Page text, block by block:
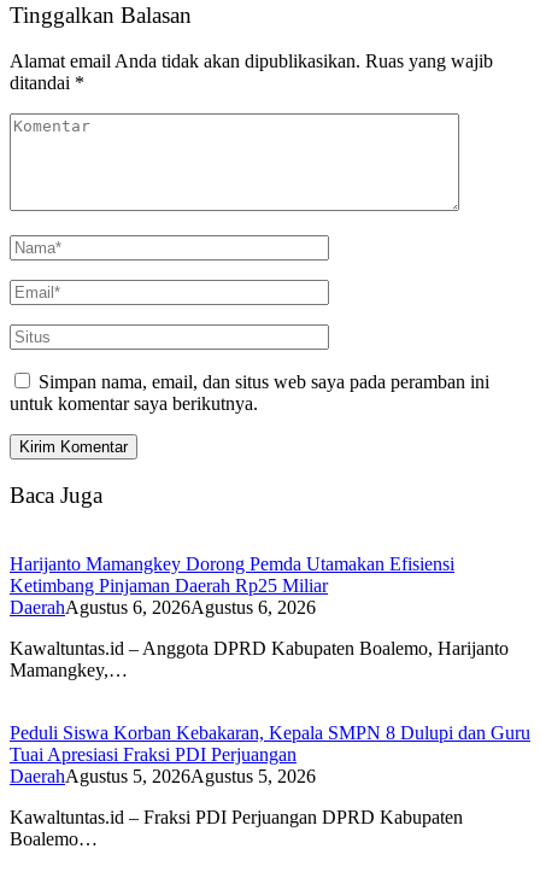
Tinggalkan Balasan
Alamat email Anda tidak akan dipublikasikan. Ruas yang wajib
ditandai *
Simpan nama, email, dan situs web saya pada peramban ini
untuk komentar saya berikutnya.
Baca Juga
Harijanto Mamangkey Dorong Pemda Utamakan Efisiensi
Ketimbang Pinjaman Daerah Rp25 Miliar
DaerahAgustus 6, 2026Agustus 6, 2026
Kawaltuntas.id – Anggota DPRD Kabupaten Boalemo, Harijanto
Mamangkey,…
Peduli Siswa Korban Kebakaran, Kepala SMPN 8 Dulupi dan Guru
Tuai Apresiasi Fraksi PDI Perjuangan
DaerahAgustus 5, 2026Agustus 5, 2026
Kawaltuntas.id – Fraksi PDI Perjuangan DPRD Kabupaten
Boalemo…